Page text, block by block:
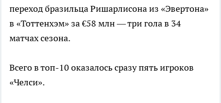
переход бразильца Ришарлисона из «Эвертона»
в «Тоттенхэм» за €58 млн — три гола в 34
матчах сезона.
Всего в топ-10 оказалось сразу пять игроков
«Челси».